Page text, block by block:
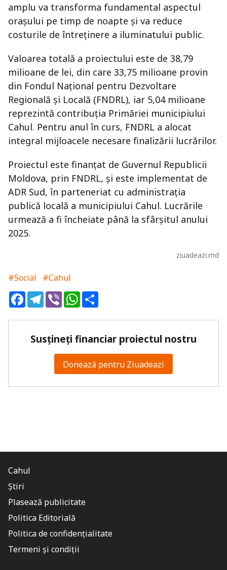
amplu va transforma fundamental aspectul
orașului pe timp de noapte și va reduce
costurile de întreținere a iluminatului public.
Valoarea totală a proiectului este de 38,79
milioane de lei, din care 33,75 milioane provin
din Fondul Național pentru Dezvoltare
Regională și Locală (FNDRL), iar 5,04 milioane
reprezintă contribuția Primăriei municipiului
Cahul. Pentru anul în curs, FNDRL a alocat
integral mijloacele necesare finalizării lucrărilor.
Proiectul este finanțat de Guvernul Republicii
Moldova, prin FNDRL, și este implementat de
ADR Sud, în parteneriat cu administrația
publică locală a municipiului Cahul. Lucrările
urmează a fi încheiate până la sfârșitul anului
2025.
ziuadeazi.md
#Social
#Cahul
FacebookTelegram
ViberWhatsApp
Susțineți financiar proiectul nostru
Donează pentru Ziuadeazi
Cahul
Știri
Plasează publicitate
Politica Editorială
Politica de confidențialitate
Termeni și condiții